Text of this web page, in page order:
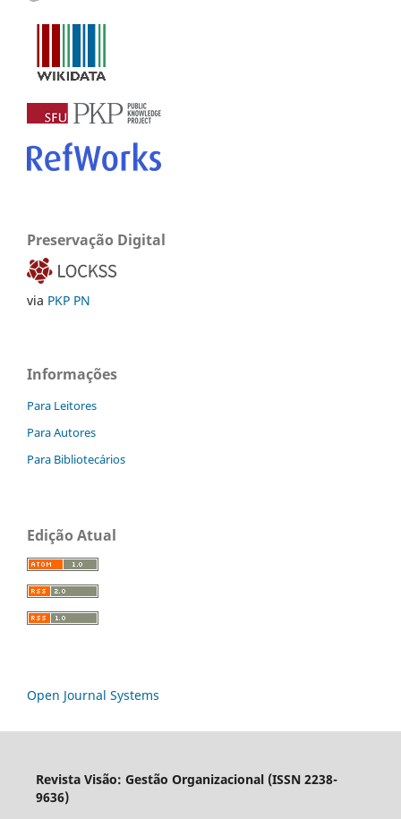
Preservação Digital
via PKP PN
Informações
Para Leitores
Para Autores
Para Bibliotecários
Edição Atual
Open Journal Systems
Revista Visão: Gestão Organizacional (ISSN 2238-
9636)